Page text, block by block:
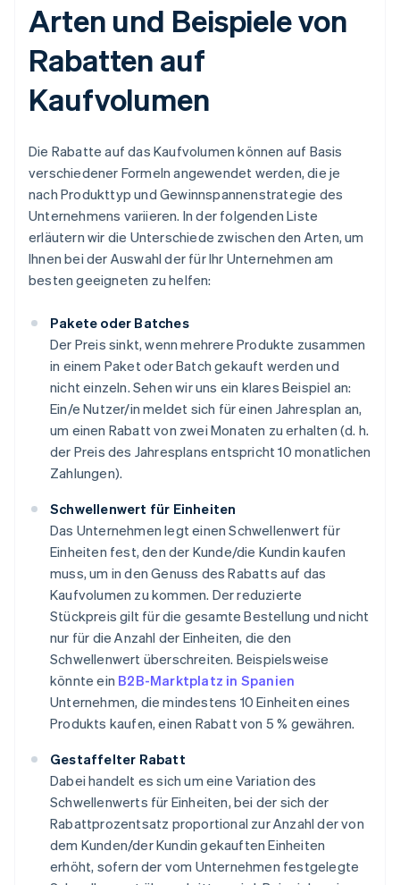
Arten und Beispiele von
Rabatten auf
Kaufvolumen
Die Rabatte auf das Kaufvolumen können auf Basis
verschiedener Formeln angewendet werden, die je
nach Produkttyp und Gewinnspannenstrategie des
Unternehmens variieren. In der folgenden Liste
erläutern wir die Unterschiede zwischen den Arten, um
Ihnen bei der Auswahl der für Ihr Unternehmen am
besten geeigneten zu helfen:
Pakete oder Batches
Der Preis sinkt, wenn mehrere Produkte zusammen
in einem Paket oder Batch gekauft werden und
nicht einzeln. Sehen wir uns ein klares Beispiel an:
Ein/e Nutzer/in meldet sich für einen Jahresplan an,
um einen Rabatt von zwei Monaten zu erhalten (d. h.
der Preis des Jahresplans entspricht 10 monatlichen
Zahlungen).
Schwellenwert für Einheiten
Das Unternehmen legt einen Schwellenwert für
Einheiten fest, den der Kunde/die Kundin kaufen
muss, um in den Genuss des Rabatts auf das
Kaufvolumen zu kommen. Der reduzierte
Stückpreis gilt für die gesamte Bestellung und nicht
nur für die Anzahl der Einheiten, die den
Schwellenwert überschreiten. Beispielsweise
könnte ein B2B-Marktplatz in Spanien
Unternehmen, die mindestens 10 Einheiten eines
Produkts kaufen, einen Rabatt von 5 % gewähren.
Gestaffelter Rabatt
Dabei handelt es sich um eine Variation des
Schwellenwerts für Einheiten, bei der sich der
Rabattprozentsatz proportional zur Anzahl der von
dem Kunden/der Kundin gekauften Einheiten
erhöht, sofern der vom Unternehmen festgelegte